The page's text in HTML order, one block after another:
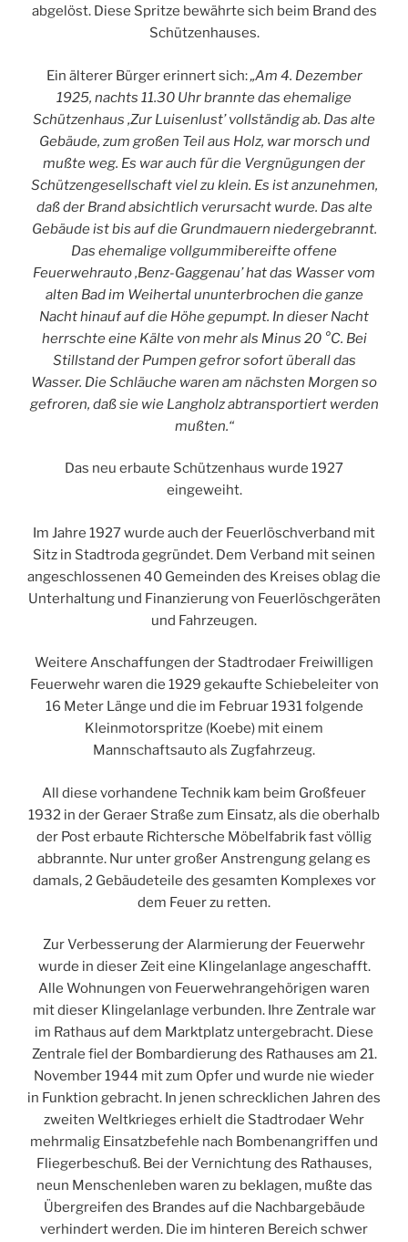
abgelöst. Diese Spritze bewährte sich beim Brand des
Schützenhauses.
Ein älterer Bürger erinnert sich:„Am 4. Dezember
1925, nachts 11.30 Uhr brannte das ehemalige
Schützenhaus ‚Zur Luisenlust’ vollständig ab. Das alte
Gebäude, zum großen Teil aus Holz, war morsch und
mußte weg. Es war auch für die Vergnügungen der
Schützengesellschaft viel zu klein. Es ist anzunehmen,
daß der Brand absichtlich verursacht wurde. Das alte
Gebäude ist bis auf die Grundmauern niedergebrannt.
Das ehemalige vollgummibereifte offene
Feuerwehrauto ‚Benz-Gaggenau’ hat das Wasser vom
alten Bad im Weihertal ununterbrochen die ganze
Nacht hinauf auf die Höhe gepumpt. In dieser Nacht
herrschte eine Kälte von mehr als Minus 20 °C. Bei
Stillstand der Pumpen gefror sofort überall das
Wasser. Die Schläuche waren am nächsten Morgen so
gefroren, daß sie wie Langholz abtransportiert werden
mußten.“
Das neu erbaute Schützenhaus wurde 1927
eingeweiht.
Im Jahre 1927 wurde auch der Feuerlöschverband mit
Sitz in Stadtroda gegründet. Dem Verband mit seinen
angeschlossenen 40 Gemeinden des Kreises oblag die
Unterhaltung und Finanzierung von Feuerlöschgeräten
und Fahrzeugen.
Weitere Anschaffungen der Stadtrodaer Freiwilligen
Feuerwehr waren die 1929 gekaufte Schiebeleiter von
16 Meter Länge und die im Februar 1931 folgende
Kleinmotorspritze (Koebe) mit einem
Mannschaftsauto als Zugfahrzeug.
All diese vorhandene Technik kam beim Großfeuer
1932 in der Geraer Straße zum Einsatz, als die oberhalb
der Post erbaute Richtersche Möbelfabrik fast völlig
abbrannte. Nur unter großer Anstrengung gelang es
damals, 2 Gebäudeteile des gesamten Komplexes vor
dem Feuer zu retten.
Zur Verbesserung der Alarmierung der Feuerwehr
wurde in dieser Zeit eine Klingelanlage angeschafft.
Alle Wohnungen von Feuerwehrangehörigen waren
mit dieser Klingelanlage verbunden. Ihre Zentrale war
im Rathaus auf dem Marktplatz untergebracht. Diese
Zentrale fiel der Bombardierung des Rathauses am 21.
November 1944 mit zum Opfer und wurde nie wieder
in Funktion gebracht. In jenen schrecklichen Jahren des
zweiten Weltkrieges erhielt die Stadtrodaer Wehr
mehrmalig Einsatzbefehle nach Bombenangriffen und
Fliegerbeschuß. Bei der Vernichtung des Rathauses,
neun Menschenleben waren zu beklagen, mußte das
Übergreifen des Brandes auf die Nachbargebäude
verhindert werden. Die im hinteren Bereich schwer